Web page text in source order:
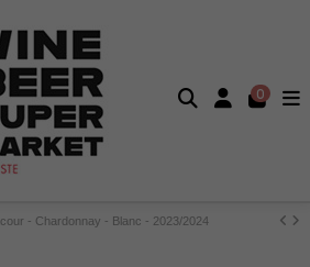
0
- Chardonnay - Blanc - 2023/2024